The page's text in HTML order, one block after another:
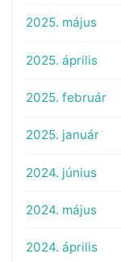
2025. május
2025. április
2025. február
2025. január
2024. június
2024. május
2024. április